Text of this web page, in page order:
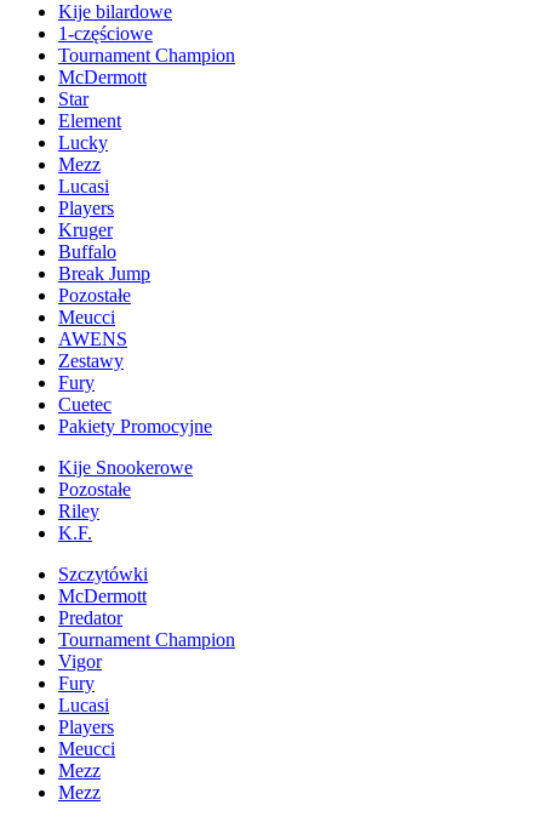
Kije bilardowe
1-częściowe
Tournament Champion
McDermott
Star
Element
Lucky
Mezz
Lucasi
Players
Kruger
Buffalo
Break Jump
Pozostałe
Meucci
AWENS
Zestawy
Fury
Cuetec
Pakiety Promocyjne
Kije Snookerowe
Pozostałe
Riley
K.F.
Szczytówki
McDermott
Predator
Tournament Champion
Vigor
Fury
Lucasi
Players
Meucci
Mezz
Mezz